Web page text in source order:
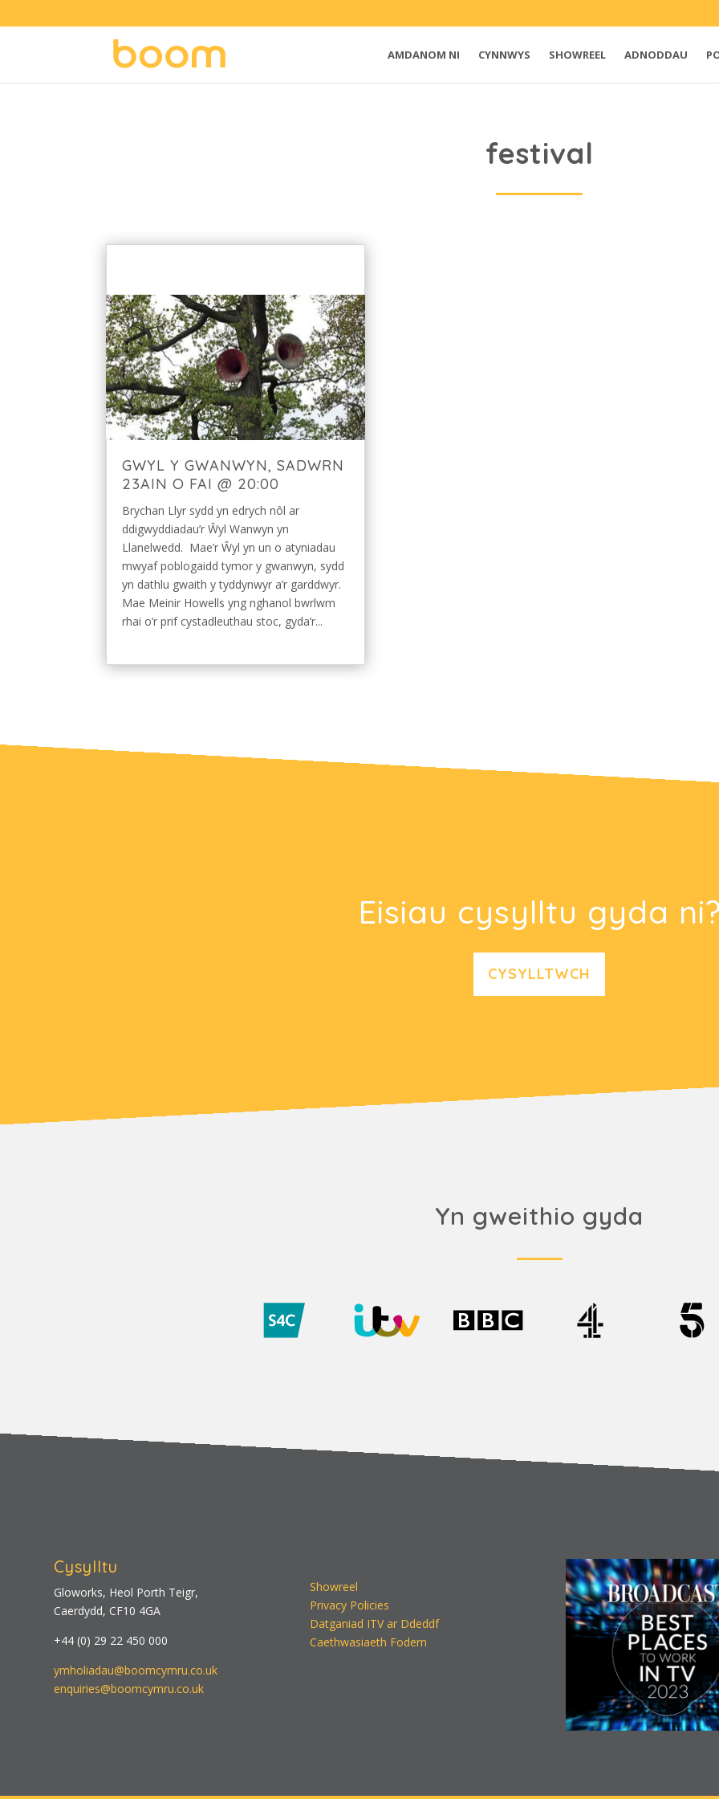
AMDANOM NI CYNNWYS SHOWREEL ADNODDAU
festival
GWYL Y GWANWYN, SADWRN
23AIN O FAI @ 20:00
Brychan Llyr sydd yn edrych nôl ar
ddigwyddiadau’r Ŵyl Wanwyn yn
Llanelwedd. Mae’r Ŵyl yn un o atyniadau
mwyaf poblogaidd tymor y gwanwyn, sydd
yn dathlu gwaith y tyddynwyr a’r garddwyr.
Mae Meinir Howells yng nghanol bwrlwm
rhai o’r prif cystadleuthau stoc, gyda’r...
Eisiau cysylltu gyda
CYSYLLTWCH
Yn gweithio gyda
Cysylltu
Gloworks, Heol Porth Teigr,
Caerdydd, CF10 4GA
+44 (0) 29 22 450 000
ymholiadau@boomcymru.co.uk
enquiries@boomcymru.co.uk
Showreel
Privacy Policies
Datganiad ITV ar Ddeddf
Caethwasiaeth Fodern